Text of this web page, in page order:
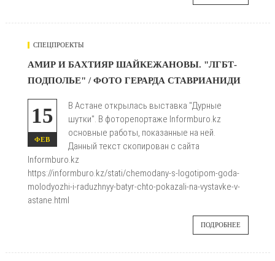
882

СПЕЦПРОЕКТЫ
АМИР И БАХТИЯР ШАЙКЕЖАНОВЫ. "ЛГБТ-
ПОДПОЛЬЕ" / ФОТО ГЕРАРДА СТАВРИАНИДИ
15
ФЕВ
В Астане открылась выставка "Дурные
шутки". В фоторепортаже Informburo.kz
основные работы, показанные на ней.
Данный текст скопирован с сайта
Informburo.kz
https://informburo.kz/stati/chemodany-s-logotipom-goda-
molodyozhi-i-raduzhnyy-batyr-chto-pokazali-na-vystavke-v-
astane.html
ПОДРОБНЕЕ